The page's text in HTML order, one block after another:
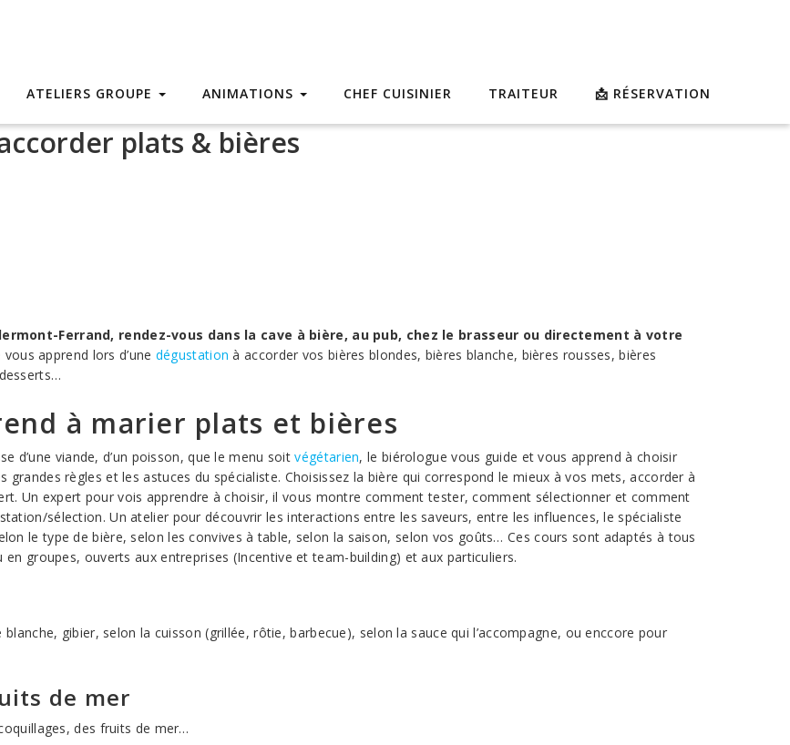
ATELIERS GROUPE ANIMATIONS CHEF CUISINIER TRAITEUR 📩 RÉSERVATION
plats & bières
Ferrand, rendez-vous dans la cave à bière, au pub, chez le brasseur ou directement à votre
apprend lors d’une dégustation à accorder vos bières blondes, bières blanche, bières rousses, bières
à marier plats et bières
d’une viande, d’un poisson, que le menu soitvégétarien, le biérologue vous guide et vous apprend à choisir
grandes règles et les astuces du spécialiste. Choisissez la bière qui correspond le mieux à vos mets, accorder à
Un expert pour vois apprendre à choisir, il vous montre comment tester, comment sélectionner et comment
sélection. Un atelier pour découvrir les interactions entre les saveurs, entre les influences, le spécialiste
le type de bière, selon les convives à table, selon la saison, selon vos goûts… Ces cours sont adaptés à tous
groupes, ouverts aux entreprises (Incentive et team-building) et aux particuliers.
gibier, selon la cuisson (grillée, rôtie, barbecue), selon la sauce qui l’accompagne, ou enccore pour
de mer
des fruits de mer…